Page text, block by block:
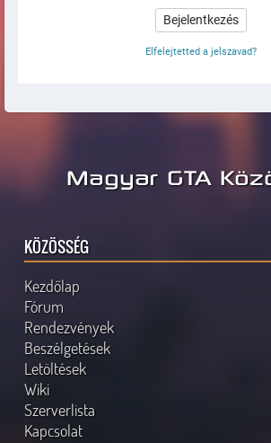
Elfelejtetted a jelszavad?
Magyar GTA
KÖZÖSSÉG
Kezdőlap
Fórum
Rendezvények
Beszélgetések
Letöltések
Wiki
Szerverlista
Kapcsolat